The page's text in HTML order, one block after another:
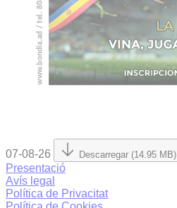
07-08-26 Descarregar (14.95 MB)
Presentació
Avís legal
Política de Privacitat